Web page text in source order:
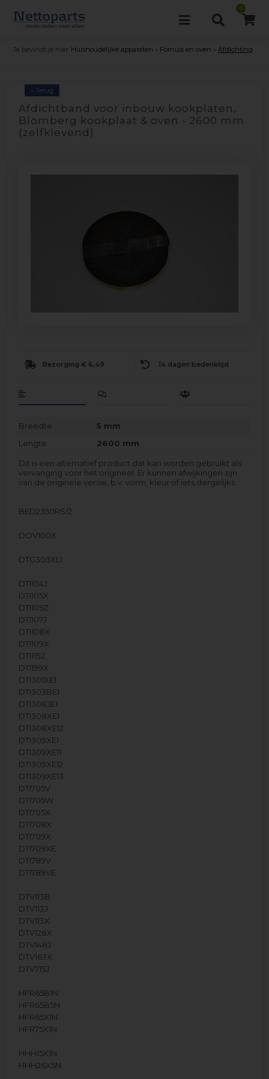
0
Je bevindt je hier: Huishoudelijke apparaten Fornuis en oven »Afdichting
« Terug
Afdichtband voor inbouw kookplaten,
Blomberg kookplaat & oven - 2600 mm
(zelfklevend)
Bezorging € 6,49 14 dagen bedenktijd
Breedte
5 mm
Lengte
2600 mm
Dit is een alternatief product dat kan worden gebruikt als
vervanging voor het origineel. Er kunnen afwijkingen zijn
van de originele versie, b.v. vorm, kleur of iets dergelijks.
BED2350RS/2
DOV100X
DTG303XL1
DTI104J
DTI105X
DTI105Z
DTI107J
DTI108X
DTI109X
DTI115Z
DTI199X
DTI301XE1
DTI303BE1
DTI308JE1
DTI308XE1
DTI308XE12
DTI309XE1
DTI309XE11
DTI309XE12
DTI309XE13
DTI705V
DTI705W
DTI705X
DTI708X
DTI709X
DTI709XE
DTI789V
DTI789VE
DTV113B
DTV113J
DTV113X
DTV128X
DTV148J
DTV163X
DTV715J
HFR65B1N
HFR65B5N
HFR65X1N
HFR75X1N
HHH15X1N
HHH26X5N